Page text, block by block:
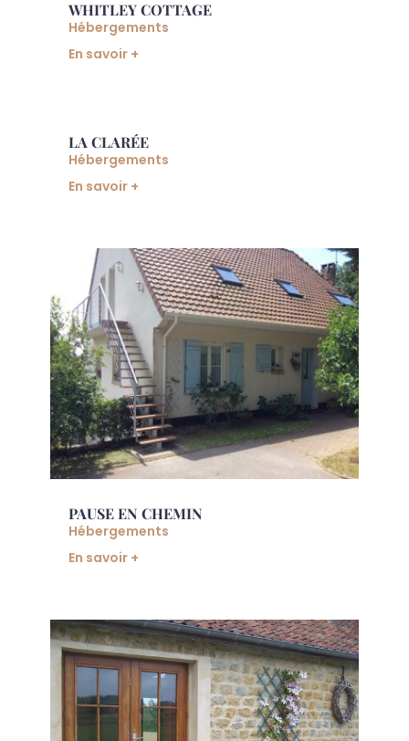
WHITLEY COTTAGE
Hébergements
En savoir +
LA CLARÉE
Hébergements
En savoir +
PAUSE EN CHEMIN
Hébergements
En savoir +